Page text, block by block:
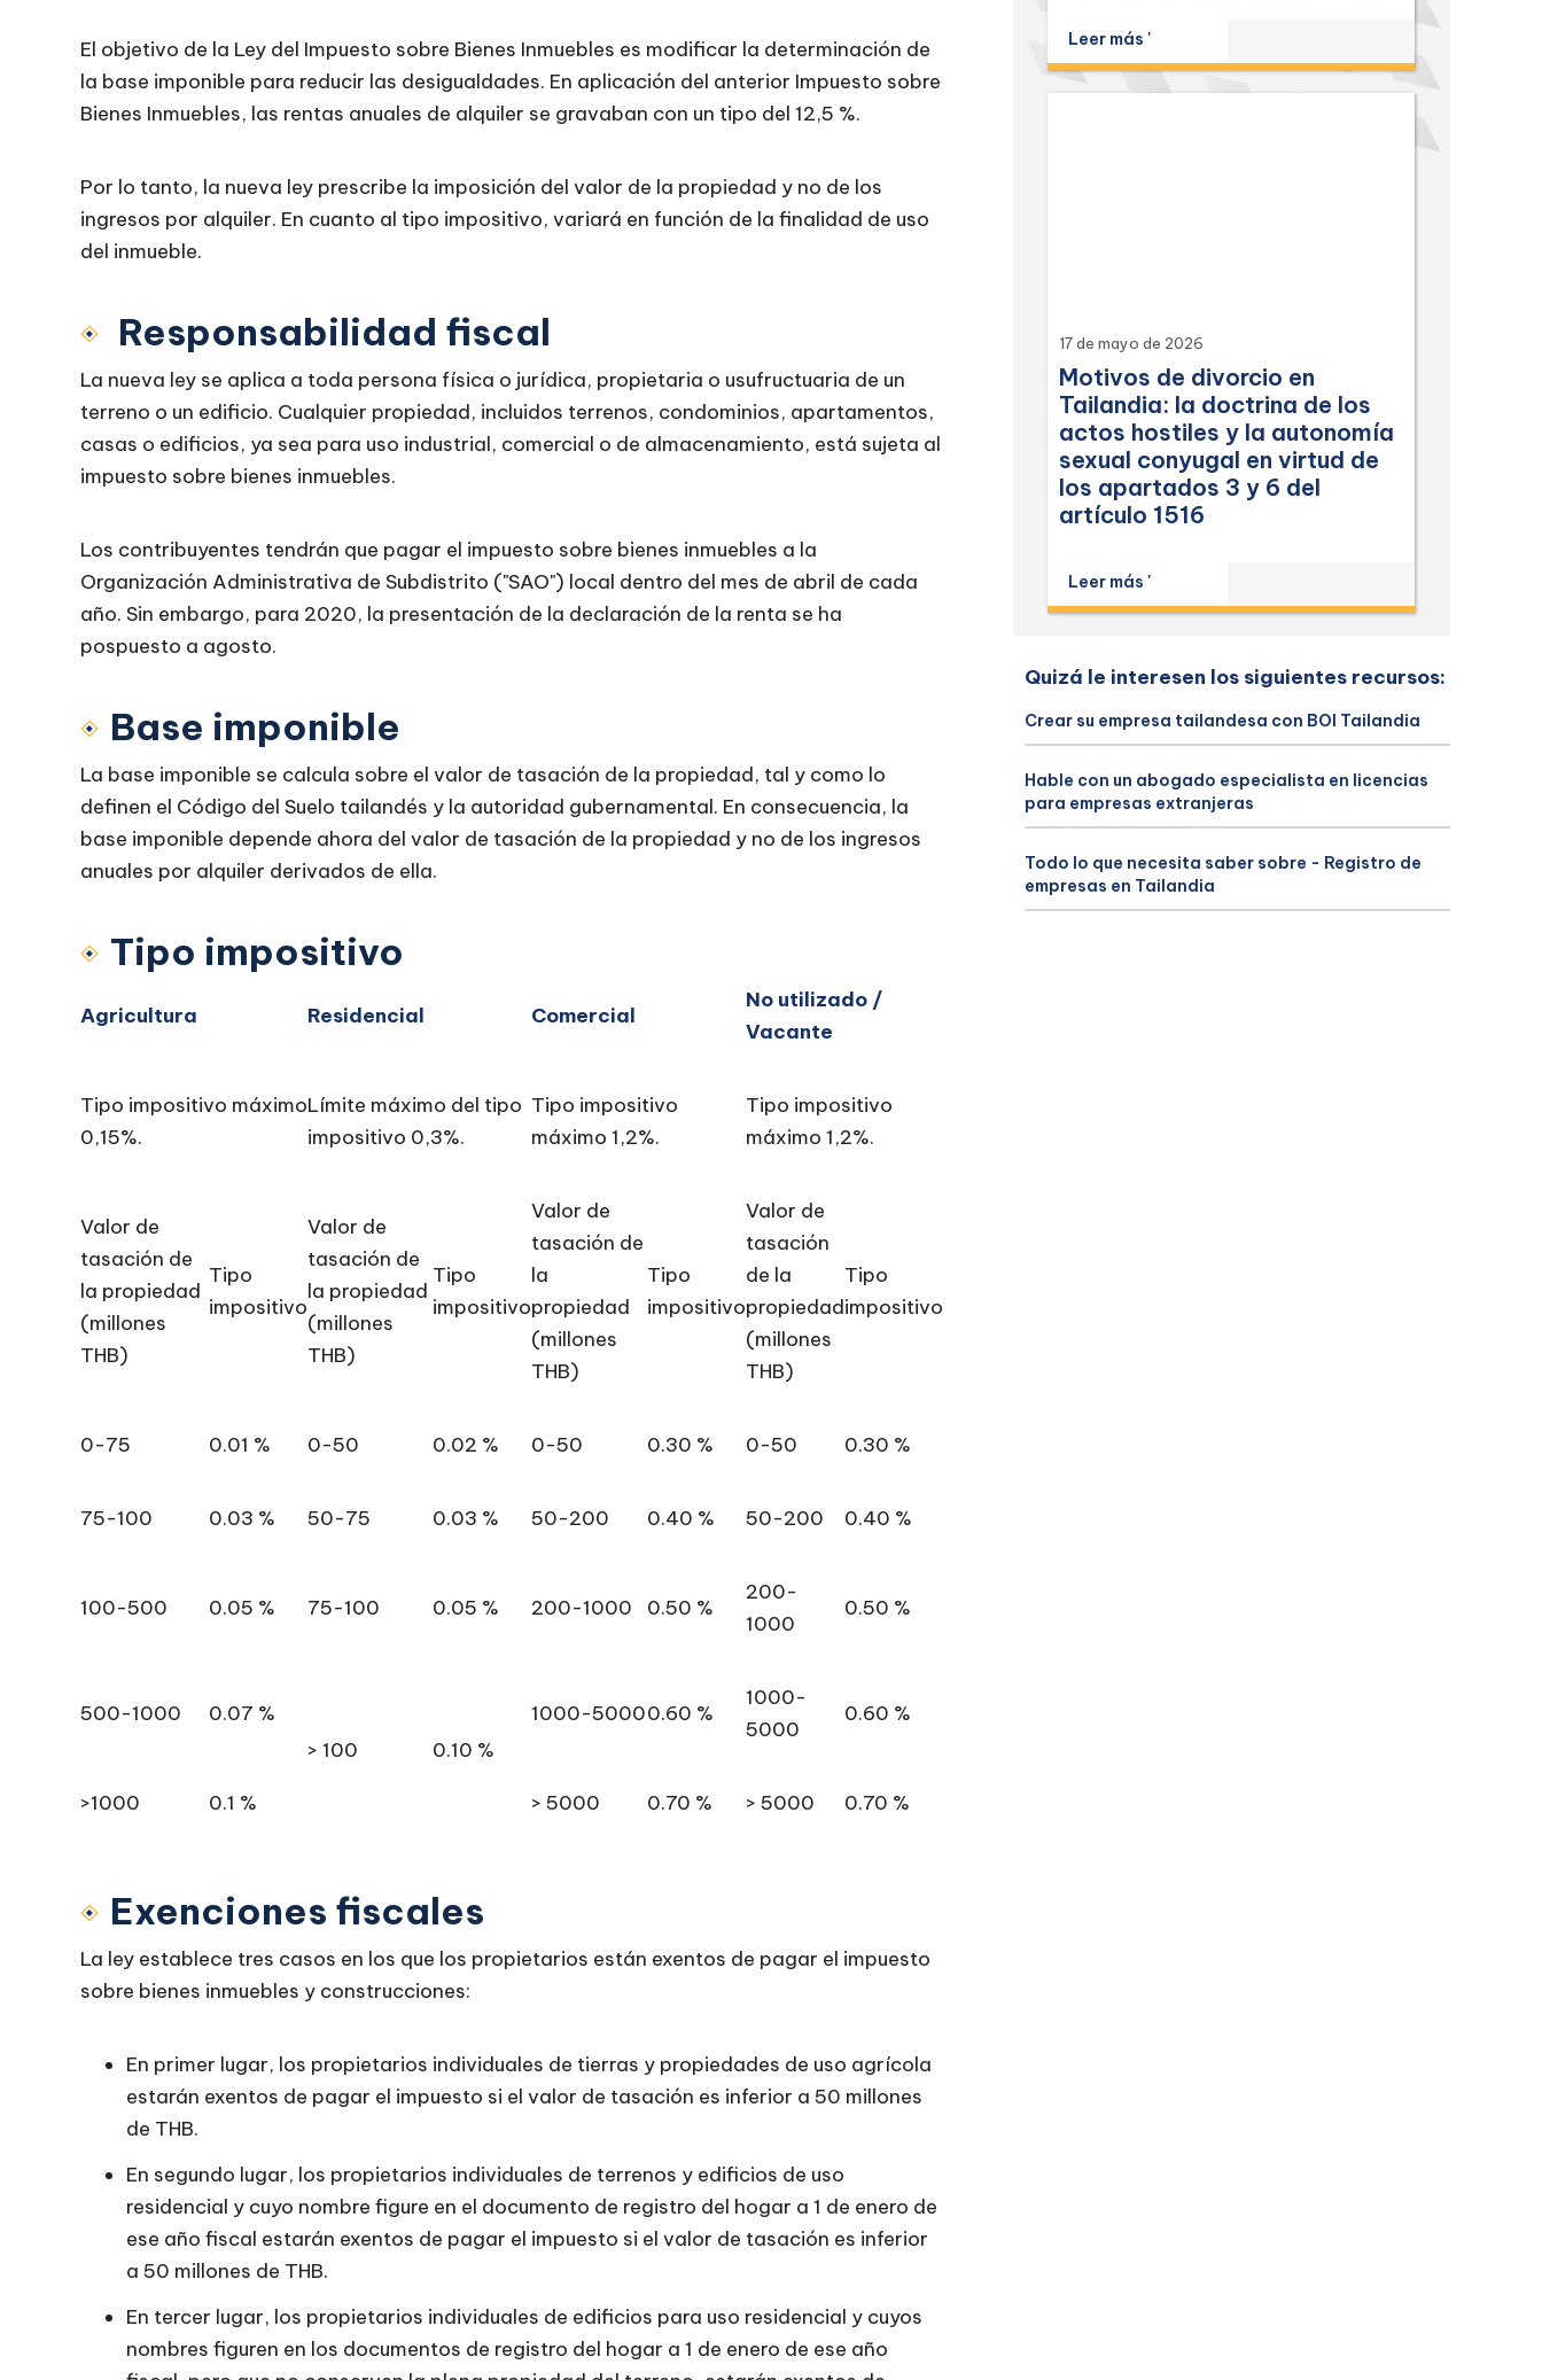
El objetivo de la Ley del Impuesto sobre Bienes Inmuebles es modificar la determinación de
la base imponible para reducir las desigualdades. En aplicación del anterior Impuesto sobre
Bienes Inmuebles, las rentas anuales de alquiler se gravaban con un tipo del 12,5 %.
Por lo tanto, la nueva ley prescribe la imposición del valor de la propiedad y no de los
ingresos por alquiler. En cuanto al tipo impositivo, variará en función de la finalidad de uso
del inmueble.
Responsabilidad fiscal
La nueva ley se aplica a toda persona física o jurídica, propietaria o usufructuaria de un
terreno o un edificio. Cualquier propiedad, incluidos terrenos, condominios, apartamentos,
casas o edificios, ya sea para uso industrial, comercial o de almacenamiento, está sujeta al
impuesto sobre bienes inmuebles.
Los contribuyentes tendrán que pagar el impuesto sobre bienes inmuebles a la
Organización Administrativa de Subdistrito ("SAO") local dentro del mes de abril de cada
año. Sin embargo, para 2020, la presentación de la declaración de la renta se ha
pospuesto a agosto.
Base imponible
La base imponible se calcula sobre el valor de tasación de la propiedad, tal y como lo
definen el Código del Suelo tailandés y la autoridad gubernamental. En consecuencia, la
base imponible depende ahora del valor de tasación de la propiedad y no de los ingresos
anuales por alquiler derivados de ella.
Tipo impositivo
Agricultura Residencial Comercial
No utilizado /
Vacante
Tipo impositivo máximo
0,15%.
Límite máximo del tipo
impositivo 0,3%.
Tipo impositivo
máximo 1,2%.
Tipo impositivo
máximo 1,2%.
Valor de
tasación de
la propiedad
(millones
THB)
Tipo
impositivo
Valor de
tasación de
la propiedad
(millones
THB)
Tipo
impositivo
Valor de
tasación de
la
propiedad
(millones
THB)
Tipo
impositivo
Valor de
tasación
de la
propiedad
(millones
THB)
Tipo
impositivo
0-75 0.01 % 0-50 0.02 % 0-50 0.30 % 0-50 0.30 %
75-100 0.03 % 50-75 0.03 % 50-200 0.40 % 50-200 0.40 %
100-500 0.05 % 75-100 0.05 % 200-1000 0.50 %
200-
1000
0.50 %
500-1000
0.07 %
> 100
0.10 %
1000-50000.60 %
1000-
5000
0.60 %
>1000 0.1 % > 5000 0.70 % > 5000 0.70 %
Exenciones fiscales
La ley establece tres casos en los que los propietarios están exentos de pagar el impuesto
sobre bienes inmuebles y construcciones:
En primer lugar, los propietarios individuales de tierras y propiedades de uso agrícola
estarán exentos de pagar el impuesto si el valor de tasación es inferior a 50 millones
de THB.
En segundo lugar, los propietarios individuales de terrenos y edificios de uso
residencial y cuyo nombre figure en el documento de registro del hogar a 1 de enero de
ese año fiscal estarán exentos de pagar el impuesto si el valor de tasación es inferior
a 50 millones de THB.
En tercer lugar, los propietarios individuales de edificios para uso residencial y cuyos
nombres figuren en los documentos de registro del hogar a 1 de enero de ese año
Leer más '
17 de mayo de 2026
Motivos de divorcio en
Tailandia: la doctrina de los
actos hostiles y la autonomía
sexual conyugal en virtud de
los apartados 3 y 6 del
artículo 1516
Leer más '
Quizá le interesen los siguientes recursos:
Crear su empresa tailandesa con BOI Tailandia
Hable con un abogado especialista en licencias
para empresas extranjeras
Todo lo que necesita saber sobre - Registro de
empresas en Tailandia